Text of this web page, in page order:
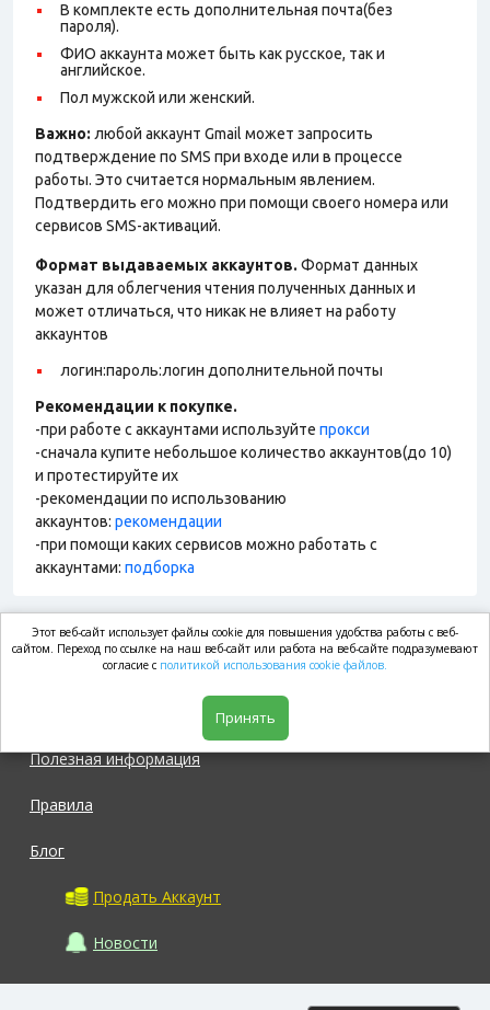
В комплекте есть дополнительная почта(без
пароля).
ФИО аккаунта может быть как русское, так и
английское.
Пол мужской или женский.
Важно: любой аккаунт Gmail может запросить
подтверждение по SMS при входе или в процессе
работы. Это считается нормальным явлением.
Подтвердить его можно при помощи своего номера или
сервисов SMS-активаций.
Формат выдаваемых аккаунтов. Формат данных
указан для облегчения чтения полученных данных и
может отличаться, что никак не влияет на работу
аккаунтов
логин:пароль:логин дополнительной почты
Рекомендации к покупке.
-при работе с аккаунтами используйте прокси
-сначала купите небольшое количество аккаунтов(до 10)
и протестируйте их
-рекомендации по использованию
аккаунтов: рекомендации
-при помощи каких сервисов можно работать с
аккаунтами: подборка
market.com
Полезная информация
Правила
Блог
Продать Аккаунт
Новости
Этот веб-сайт использует файлы cookie для повышения удобства работы с веб-
сайтом. Переход по ссылке на наш веб-сайт или работа на веб-сайте подразумевают
согласие с политикой использования cookie файлов.
Принять